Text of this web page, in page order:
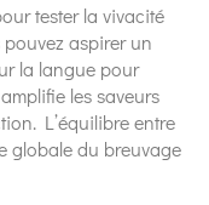
tester la vivacité
aspirer un
la langue pour
les saveurs
L’équilibre entre
globale du breuvage